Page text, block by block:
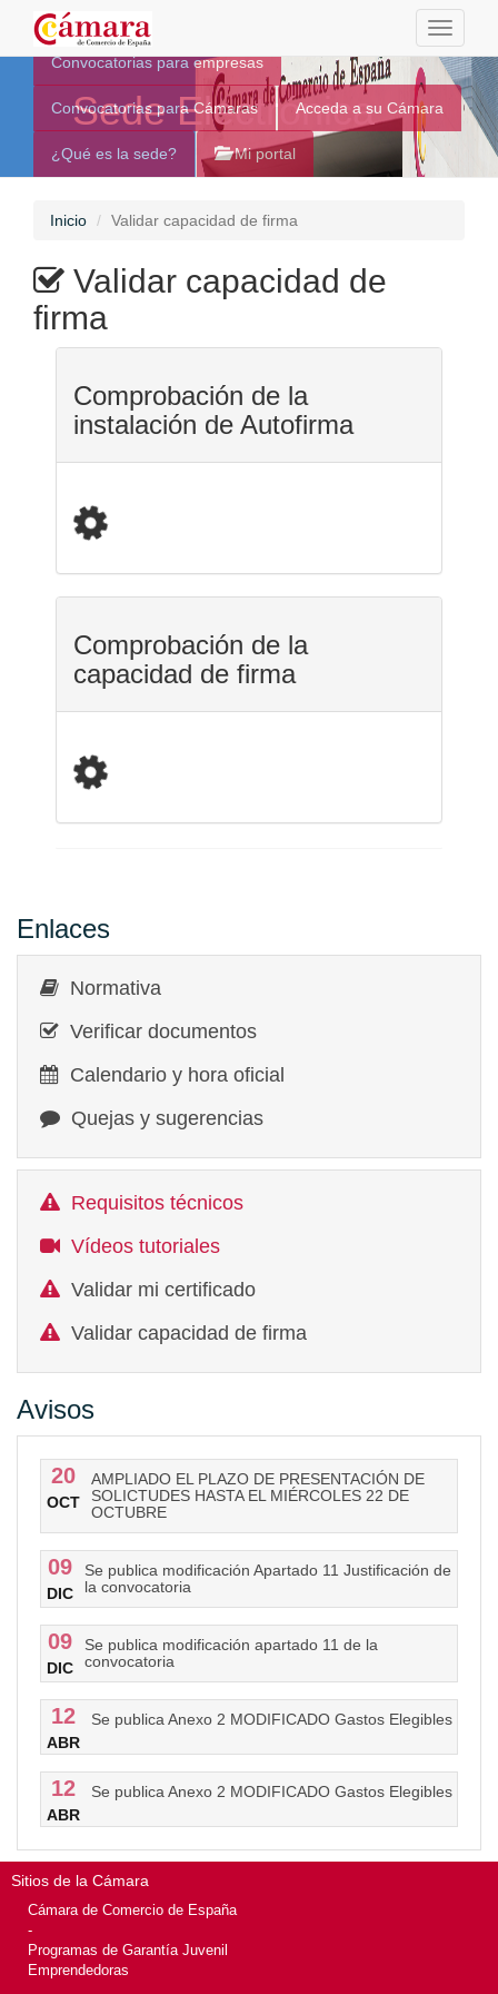
Toggle
Sede Electrónica
Convocatorias para empresas
Convocatorias para Cámaras Acceda a su Cámara
¿Qué es la sede? Mi portal
Inicio Validar capacidad de firma
Validar capacidad de
firma
Comprobación de la
instalación de Autofirma
Comprobación de la
capacidad de firma
Enlaces
Normativa
Verificar documentos
Calendario y hora oficial
Quejas y sugerencias
Requisitos técnicos
Vídeos tutoriales
Validar mi certificado
Validar capacidad de firma
Avisos
20
OCT
AMPLIADO EL PLAZO DE PRESENTACIÓN DE
SOLICTUDES HASTA EL MIÉRCOLES 22 DE
OCTUBRE
09
DIC
Se publica modificación Apartado 11 Justificación de
la convocatoria
09
DIC
Se publica modificación apartado 11 de la
convocatoria
12
ABR
Se publica Anexo 2 MODIFICADO Gastos Elegibles
12
ABR
Se publica Anexo 2 MODIFICADO Gastos Elegibles
Sitios de la Cámara
Cámara de Comercio de España
-
Programas de Garantía Juvenil
Emprendedoras